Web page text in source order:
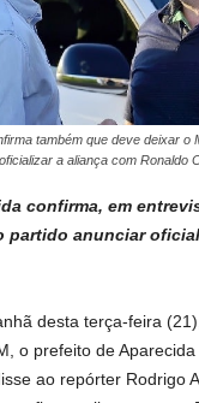
também que deve deixar o
oficializar a aliança com Ronaldo
confirma, em
partido anunciar
desta terça-feira
o prefeito de
ao repórter Rodrigo